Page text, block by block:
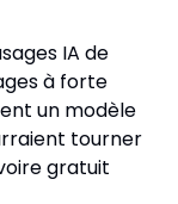
IA de
à forte
un modèle
tourner
gratuit